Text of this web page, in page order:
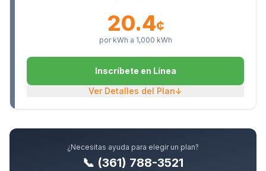
20.4¢
por kWh a 1,000 kWh
Inscríbete en Línea
Ver Detalles del Plan↓
¿Necesitas ayuda para elegir un plan?
📞 (361) 788-3521